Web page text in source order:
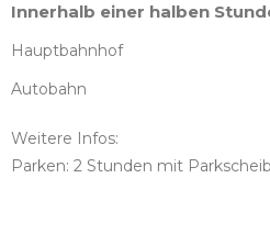
Innerhalb einer halben
Hauptbahnhof
Autobahn
Weitere Infos:
Parken: 2 Stunden mit